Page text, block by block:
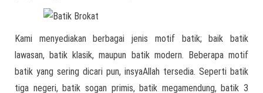
Kami menyediakan berbagai jenis motif batik; baik batik
lawasan, batik klasik, maupun batik modern. Beberapa motif
batik yang sering dicari pun, insyaAllah tersedia. Seperti batik
tiga negeri, batik sogan primis, batik megamendung, batik 3